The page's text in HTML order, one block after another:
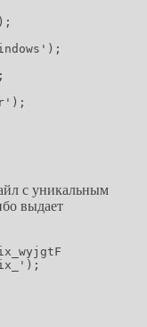
с уникальным
выдает